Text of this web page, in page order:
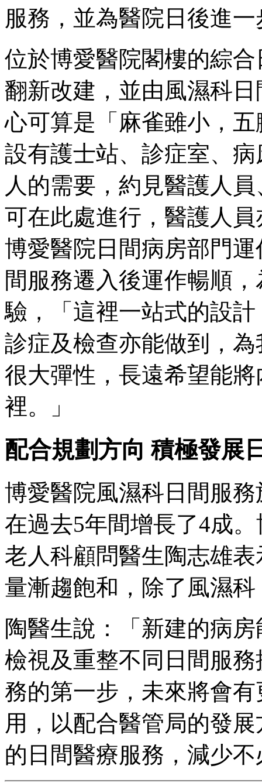
服務，並為醫院日後進
位於博愛醫院閣樓的綜
翻新改建，並由風濕科
心可算是「麻雀雖小，
設有護士站、診症室、
人的需要，約見醫護人
可在此處進行，醫護人
博愛醫院日間病房部門
間服務遷入後運作暢順
驗，「這裡一站式的設
診症及檢查亦能做到，
很大彈性，長遠希望能
裡。」
配合規劃方向 積極發展
博愛醫院風濕科日間服
在過去5年間增長了4成
老人科顧問醫生陶志雄
量漸趨飽和，除了風濕
陶醫生說：「新建的病
檢視及重整不同日間服
務的第一步，未來將會
用，以配合醫管局的發
的日間醫療服務，減少